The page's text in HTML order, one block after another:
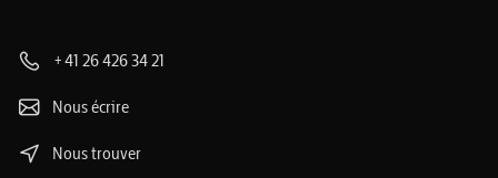
+41 26 426 34 21
Nous écrire
Nous trouver